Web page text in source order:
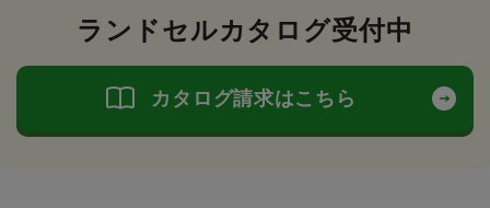
ランドセルカタログ受付中
カタログ請求はこちら